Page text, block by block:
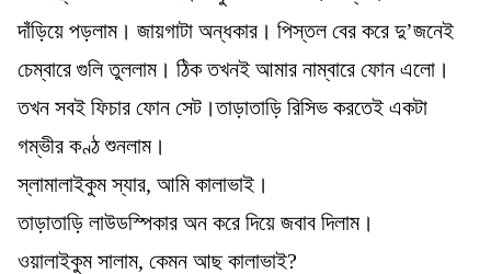
দাঁড়িয়ে পড়লাম। জায়গাটা অন্ধকার। পিস্তল বের করে দু’জনেই
চেম্বারে গুলি তুললাম। ঠিক তখনই আমার নাম্বারে ফোন এলো।
তখন সবই ফিচার ফোন সেট।তাড়াতাড়ি রিসিভ করতেই একটা
গম্ভীর কণ্ঠ শুনলাম।
স্লামালাইকুম স্যার, আমি কালাভাই।
তাড়াতাড়ি লাউডস্পিকার অন করে দিয়ে জবাব দিলাম।
ওয়ালাইকুম সালাম, কেমন আছ কালাভাই?